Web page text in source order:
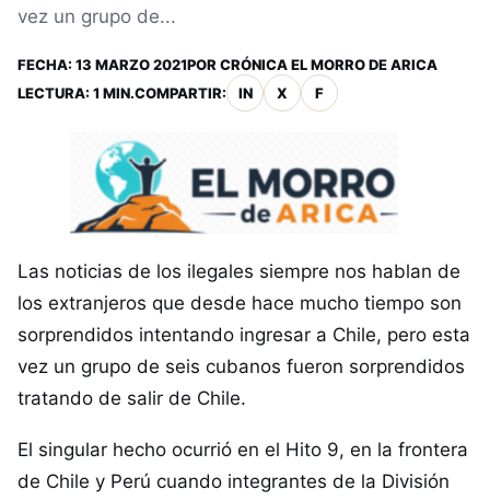
vez un grupo de...
FECHA: 13 MARZO 2021POR CRÓNICA EL MORRO DE ARICA
LECTURA: 1 MIN.COMPARTIR: IN X F
Las noticias de los ilegales siempre nos hablan de
los extranjeros que desde hace mucho tiempo son
sorprendidos intentando ingresar a Chile, pero esta
vez un grupo de seis cubanos fueron sorprendidos
tratando de salir de Chile.
El singular hecho ocurrió en el Hito 9, en la frontera
de Chile y Perú cuando integrantes de la División